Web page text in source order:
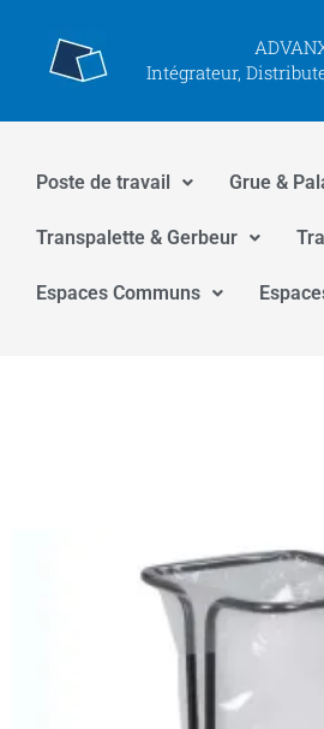
contenu
Intégrateur,
Poste de travail Grue &
Transpalette & Gerbeur
Espaces Communs